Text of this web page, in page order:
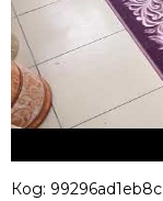
Код: 99296ad1eb8c